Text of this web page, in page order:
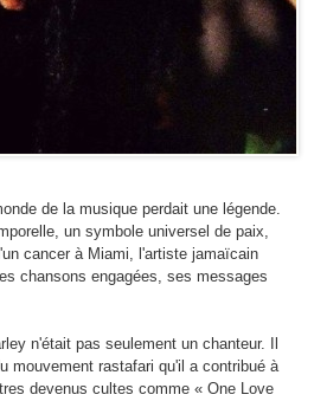
de la musique perdait une légende.
un symbole universel de paix,
cancer à Miami, l'artiste jamaïcain
chansons engagées, ses messages
n'était pas seulement un chanteur. Il
mouvement rastafari qu'il a contribué à
devenus cultes comme « One Love